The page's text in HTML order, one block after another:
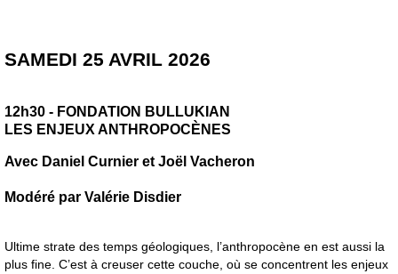
SAMEDI 25 AVRIL 2026
12h30 - FONDATION BULLUKIAN
LES ENJEUX ANTHROPOCÈNES
Avec Daniel Curnier et Joël Vacheron
Modéré par Valérie Disdier
Ultime strate des temps géologiques, l’anthropocène en est aussi la
plus fine. C’est à creuser cette couche, où se concentrent les enjeux